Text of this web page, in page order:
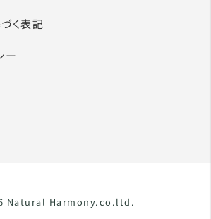
く表記
ー
Natural Harmony.co.ltd.